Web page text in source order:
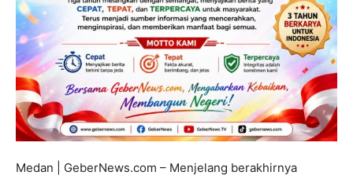
Medan | GeberNews.com – Menjelang berakhirnya